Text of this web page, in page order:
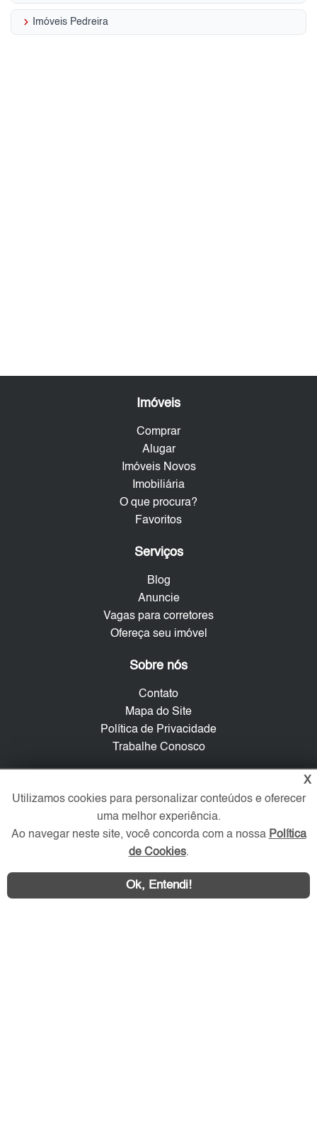
keyboard_arrow_right Imóveis Pedreira
Imóveis
Comprar
Alugar
Imóveis Novos
Imobiliária
O que procura?
Favoritos
Serviços
Blog
Anuncie
Vagas para corretores
Ofereça seu imóvel
Sobre nós
Contato
Mapa do Site
Política de Privacidade
Trabalhe Conosco
Redes Sociais
X
Utilizamos cookies para personalizar conteúdos e oferecer
uma melhor experiência.
Ao navegar neste site, você concorda com a nossa Política
de Cookies.
Ok, Entendi!